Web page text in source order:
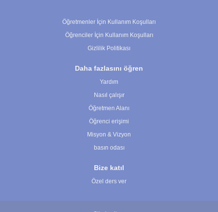
Öğretmenler İçin Kullanım Koşulları
Öğrenciler İçin Kullanım Koşulları
Gizlilik Politikası
Daha fazlasını öğren
Yardım
Nasıl çalışır
Öğretmen Alanı
Öğrenci erişimi
Misyon & Vizyon
basın odası
Bize katıl
Özel ders ver